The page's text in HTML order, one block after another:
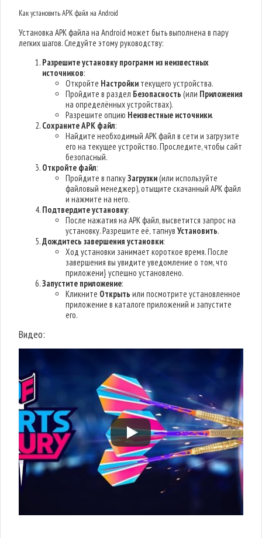
Как установить APK файл на Android
Установка APK файла на Android может быть выполнена в пару
легких шагов. Следуйте этому руководству:
Разрешите установку программ из неизвестных
источников:
Откройте Настройки текущего устройства.
Пройдите в раздел Безопасность (или Приложения
на определённых устройствах).
Разрешите опцию Неизвестные источники.
Сохраните APK файл:
Найдите необходимый APK файл в сети и загрузите
его на текущее устройство. Проследите, чтобы сайт
безопасный.
Откройте файл:
Пройдите в папкуЗагрузки(или используйте
файловый менеджер), отыщите скачанный APK файл
и нажмите на него.
Подтвердите установку:
После нажатия на APK файл, высветится запрос на
установку. Разрешите её, тапнувУстановить.
Дождитесь завершения установки:
Ход установки занимает короткое время. После
завершения вы увидите уведомление о том, что
приложени} успешно установлено.
Запустите приложение:
Кликните Открыть или посмотрите установленное
приложение в каталоге приложений и запустите
его.
Видео: